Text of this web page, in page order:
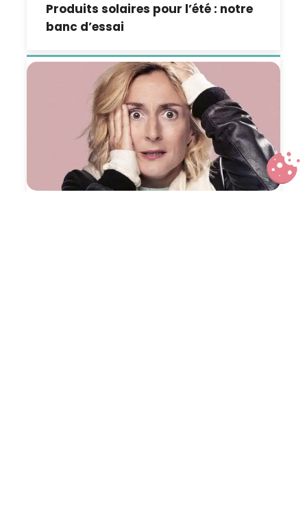
Produits solaires pour l’été : notre
banc d’essai